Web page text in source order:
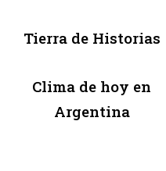
Tierra de Historias
Clima de hoy en
Argentina